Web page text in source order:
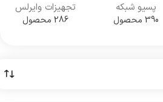
پسیو شبکه
390 محصول
تجهیزات وایرلس
286 محصول